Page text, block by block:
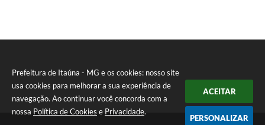
Prefeitura de Itaúna - MG e os cookies: nosso site
usa cookies para melhorar a sua experiência de
navegação. Ao continuar você concorda com a
nossa Política de Cookies e Privacidade.
ACEITAR
PERSONALIZAR